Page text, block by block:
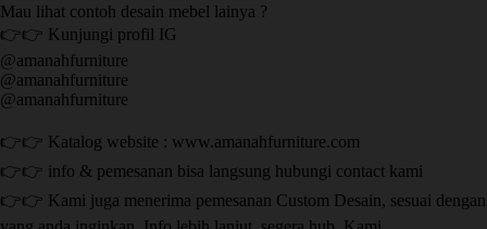
Mau lihat contoh desain mebel lainya ?
👉👉 Kunjungi profil IG
@amanahfurniture
@amanahfurniture
@amanahfurniture
👉👉 Katalog website : www.amanahfurniture.com
👉👉 info & pemesanan bisa langsung hubungi contact kami
👉👉 Kami juga menerima pemesanan Custom Desain, sesuai dengan